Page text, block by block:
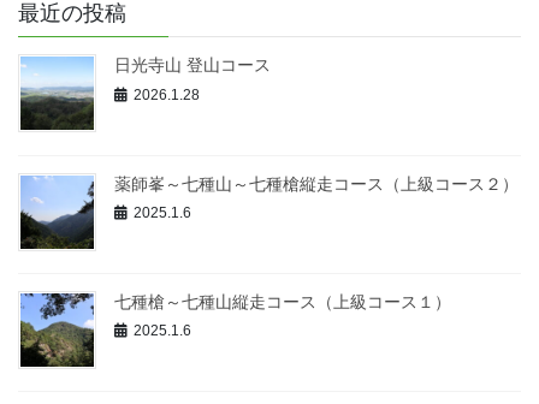
最近の投稿
日光寺山 登山コース
2026.1.28
薬師峯～七種山～七種槍縦走コース（上級コース２）
2025.1.6
七種槍～七種山縦走コース（上級コース１）
2025.1.6